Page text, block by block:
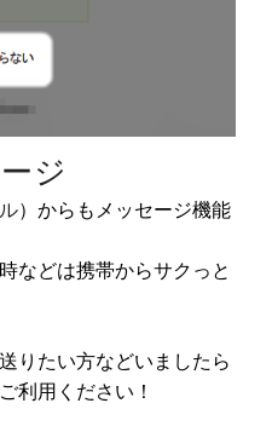
ジ
）からもメッセージ機能
などは携帯からサクっと
りたい方などいましたら
利用ください！